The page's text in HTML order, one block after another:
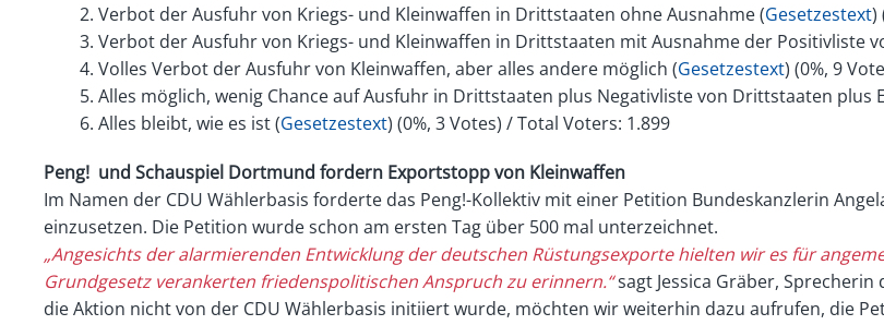
Verbot der Ausfuhr von Kriegs- und Kleinwaffen in Drittstaaten ohne Ausnahme (Gesetzestext)
Verbot der Ausfuhr von Kriegs- und Kleinwaffen in Drittstaaten mit Ausnahme der Positivliste
Volles Verbot der Ausfuhr von Kleinwaffen, aber alles andere möglich (Gesetzestext) (0%, 9
Alles möglich, wenig Chance auf Ausfuhr in Drittstaaten plus Negativliste von Drittstaaten plus
Alles bleibt, wie es ist (Gesetzestext) (0%, 3 Votes) / Total Voters: 1.899
Peng! und Schauspiel Dortmund fordern Exportstopp von Kleinwaffen
Im Namen der CDU Wählerbasis forderte das Peng!-Kollektiv mit einer Petition Bundeskanzlerin
einzusetzen. Die Petition wurde schon am ersten Tag über 500 mal unterzeichnet.
„Angesichts der alarmierenden Entwicklung der deutschen Rüstungsexporte hielten wir es für
Grundgesetz verankerten friedenspolitischen Anspruch zuerinnern.“sagt Jessica Gräber,
die Aktion nicht von der CDU Wählerbasis initiiert wurde, möchten wir weiterhin dazu aufrufen, die